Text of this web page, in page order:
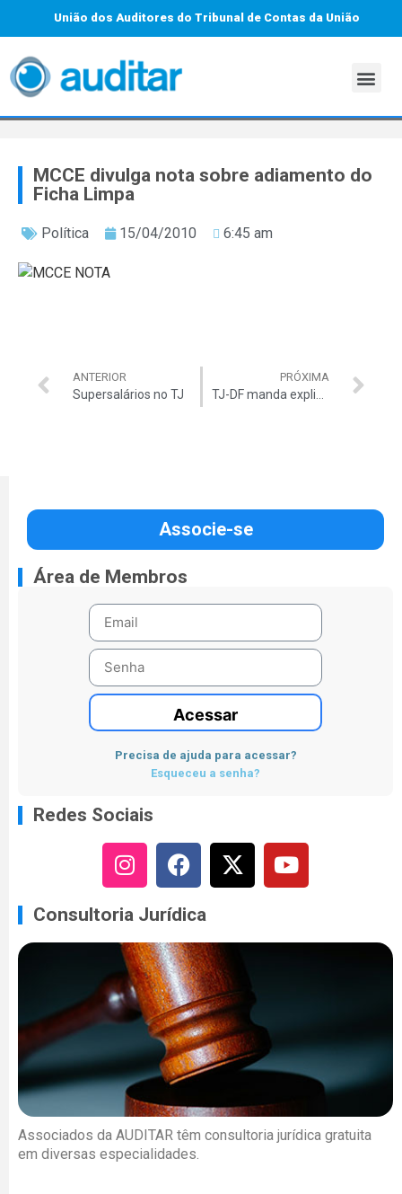
União dos Auditores do Tribunal de Contas da União
MCCE divulga nota sobre adiamento do
Ficha Limpa
Política 15/04/2010 6:45 am
ANTERIOR
Supersalários no TJ
PRÓXIMA
Associe-se
Área de Membros
Acessar
Precisa de ajuda para acessar?
Esqueceu a senha?
Redes Sociais
Consultoria Jurídica
Associados da AUDITAR têm consultoria jurídica gratuita
em diversas especialidades.